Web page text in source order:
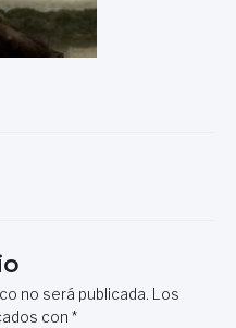
no será publicada. Los
con *